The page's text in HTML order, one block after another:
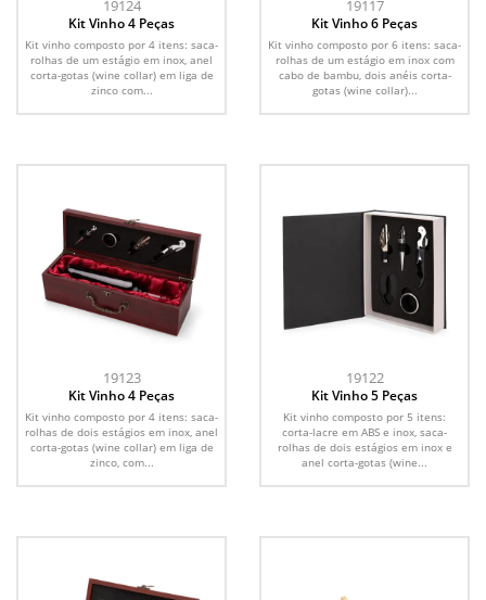
19124
Kit Vinho 4 Peças
Kit vinho composto por 4 itens: saca-
rolhas de um estágio em inox, anel
corta-gotas (wine collar) em liga de
zinco com...
19117
Kit Vinho 6 Peças
Kit vinho composto por 6 itens: saca-
rolhas de um estágio em inox com
cabo de bambu, dois anéis corta-
gotas (wine collar)...
19123
Kit Vinho 4 Peças
Kit vinho composto por 4 itens: saca-
rolhas de dois estágios em inox, anel
corta-gotas (wine collar) em liga de
zinco, com...
19122
Kit Vinho 5 Peças
Kit vinho composto por 5 itens:
corta-lacre em ABS e inox, saca-
rolhas de dois estágios em inox e
anel corta-gotas (wine...